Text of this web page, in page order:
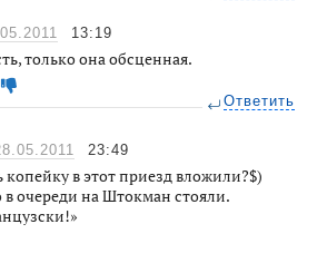
13:19
только она обсценная.
Ответить
23:49
копейку в этот приезд вложили?$)
в очереди на Штокман стояли.